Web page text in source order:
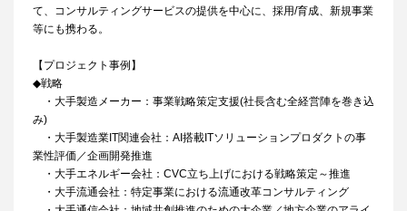
て、コンサルティングサービスの提供を中心に、採用/育成、新規事業
等にも携わる。
【プロジェクト事例】
◆戦略
・大手製造メーカー：事業戦略策定支援(社長含む全経営陣を巻き込
み)
・大手製造業IT関連会社：AI搭載ITソリューションプロダクトの事
業性評価／企画開発推進
・大手エネルギー会社：CVC立ち上げにおける戦略策定～推進
・大手流通会社：特定事業における流通改革コンサルティング